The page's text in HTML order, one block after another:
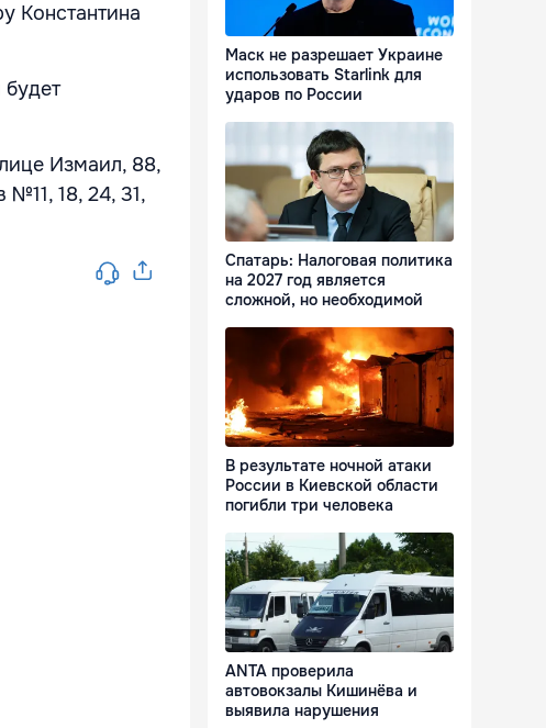
Константина
Измаил, 88,
№11, 18, 24, 31,
Маск не разрешает Украине
использовать Starlink для
ударов по России
Спатарь: Налоговая политика
на 2027 год является
сложной, но необходимой
В результате ночной атаки
России в Киевской области
погибли три человека
ANTA проверила
автовокзалы Кишинёва и
выявила нарушения